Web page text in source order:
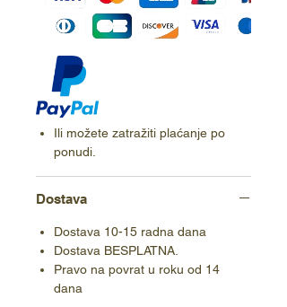
Ili možete zatražiti plaćanje po
ponudi.
Dostava
Dostava 10-15 radna dana
Dostava BESPLATNA.
Pravo na povrat u roku od 14
dana